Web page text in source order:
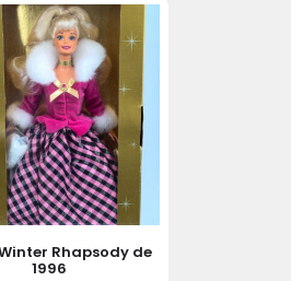
Rhapsody de
1996